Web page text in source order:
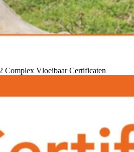
Complex Vloeibaar Certificaten